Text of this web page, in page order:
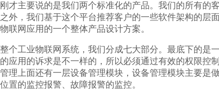
刚才主要说的是我们两个标准化的产品。我们的所有的
之外，我们基于这个平台推荐客户的一些软件架构的层
物联网应用的一个整体产品设计方案。
整个工业物联网系统，我们分成七大部分。最底下的是
的应用的诉求是不一样的，所以必须通过有效的权限控
管理上面还有一层设备管理模块，设备管理模块主要是
位置的监控报警、故障报警的监控。